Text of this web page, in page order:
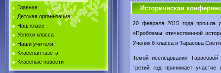
Главная
Детская организация
Наш класс
Успехи класса
Наши учителя
Классная газета
Классные новости
Историческая
20 февраля 2015 года прошла
«Проблемы отечественной
Ученик 6 класса и Тарасова
Темой исследования
третий год принимает